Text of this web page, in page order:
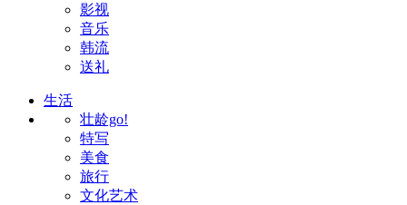
影视
音乐
韩流
送礼
生活
壮龄go!
特写
美食
旅行
文化艺术